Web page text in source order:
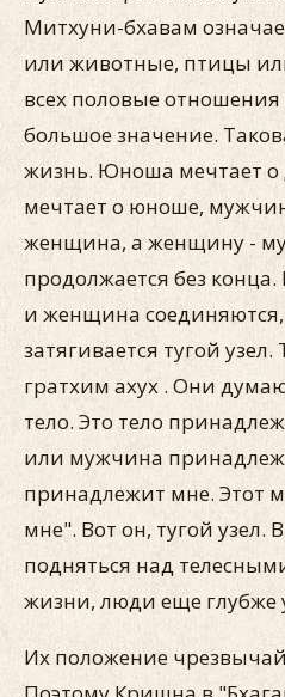
Митхуни-бхавам
или животные, птицы
всех половые
большое значение.
жизнь. Юноша мечтает о
мечтает о юноше,
женщина, а женщину -
продолжается без
и женщина соединяются,
затягивается тугой
гратхим ахух . Они
тело. Это тело
или мужчина
принадлежит мне. Этот
мне". Вот он, тугой узел.
подняться над
жизни, люди еще глубже
Их положение